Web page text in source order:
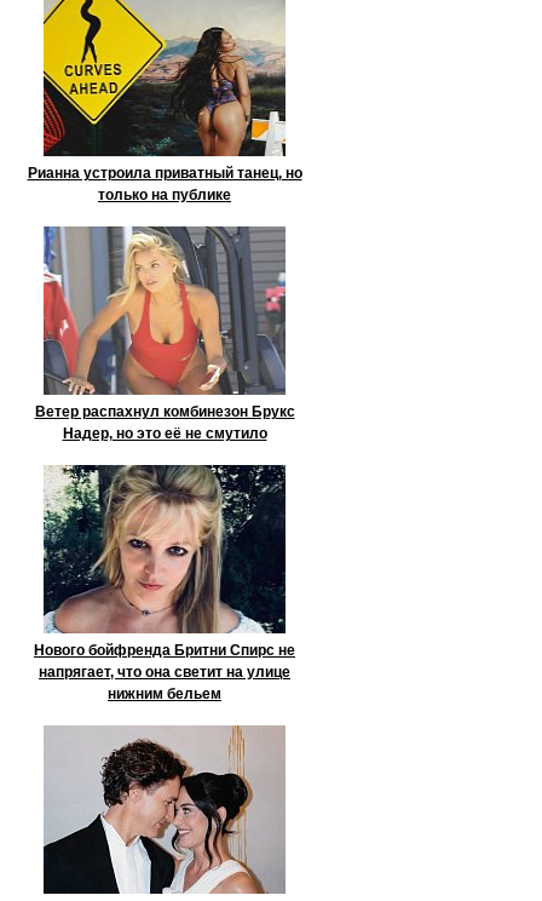
Рианна устроила приватный танец, но
только на публике
Ветер распахнул комбинезон Брукс
Надер, но это её не смутило
Нового бойфренда Бритни Спирс не
напрягает, что она светит на улице
нижним бельем